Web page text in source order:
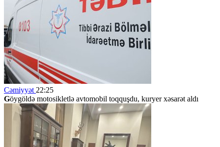
Cəmiyyət 22:25
Göygöldə motosikletlə avtomobil toqquşdu, kuryer xəsarət aldı